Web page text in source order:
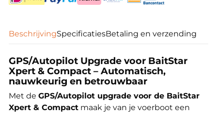
BeschrijvingSpecificatiesBetaling en verzending
GPS/Autopilot Upgrade voor BaitStar
Xpert & Compact – Automatisch,
nauwkeurig en betrouwbaar
Met de GPS/Autopilot upgrade voor de BaitStar
Xpert & Compact maak je van je voerboot een